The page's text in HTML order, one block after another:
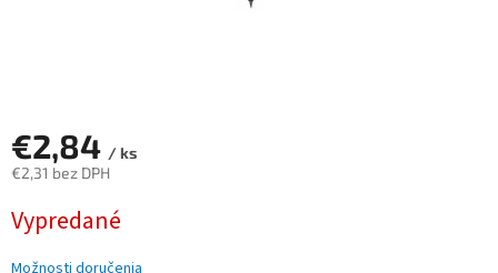
€2,84 / ks
€2,31 bez DPH
cena:
Vypredané